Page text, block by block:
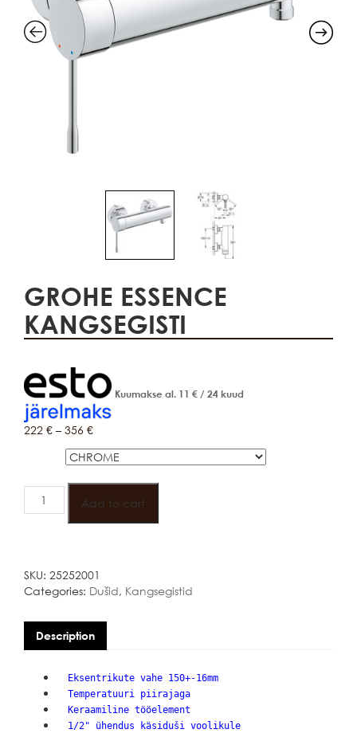
GROHE ESSENCE
KANGSEGISTI
Kuumakse al. 11 € / 24 kuud
222 € – 356 €
GROHE
ESSENCE
KANGSEGISTI
Add to cart
SKU: 25252001
Categories: Dušid, Kangsegistid
Description
Eksentrikute vahe 150+-16mm
Temperatuuri piirajaga
Keraamiline tööelement
1/2" ühendus käsiduši voolikule